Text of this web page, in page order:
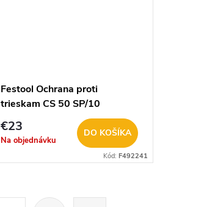
Festool Ochrana proti
trieskam CS 50 SP/10
€23
Na objednávku
DO KOŠÍKA
Kód: F492241